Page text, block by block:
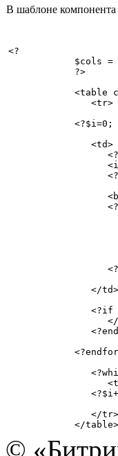
В шаблоне компонента
<?
$cols = 3; //
?>
<table
<tr>
<?$i=0;
<td>
<?if (false &&
<img
<b><a
<?if
<?foreach
<li><a
</
</
<?if ($i >=
</
<?while ($i
</
</
©